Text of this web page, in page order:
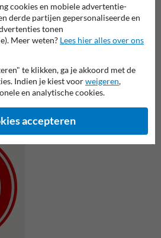
Verkeersbord RVV B06 -
Voorrangskruising, verleen
voorrang
cookies en mobiele advertentie-
derde partijen gepersonaliseerde en
tonen
Meer weten? Lees hier alles over ons
te klikken, ga je akkoord met de
Indien je kiest voorweigeren,
en analytische cookies.
accepteren